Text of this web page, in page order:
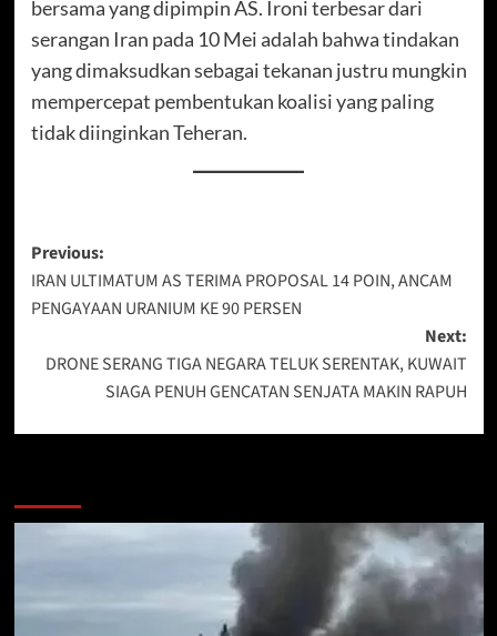
bersama yang dipimpin AS. Ironi terbesar dari
serangan Iran pada 10 Mei adalah bahwa tindakan
yang dimaksudkan sebagai tekanan justru mungkin
mempercepat pembentukan koalisi yang paling
tidak diinginkan Teheran.
Post
navigation
Previous:
IRAN ULTIMATUM AS TERIMA PROPOSAL 14 POIN, ANCAM
PENGAYAAN URANIUM KE 90 PERSEN
Next:
DRONE SERANG TIGA NEGARA TELUK SERENTAK, KUWAIT
SIAGA PENUH GENCATAN SENJATA MAKIN RAPUH